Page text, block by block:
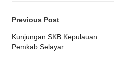
Post
navigation
Previous Post
Kunjungan SKB Kepulauan
Pemkab Selayar